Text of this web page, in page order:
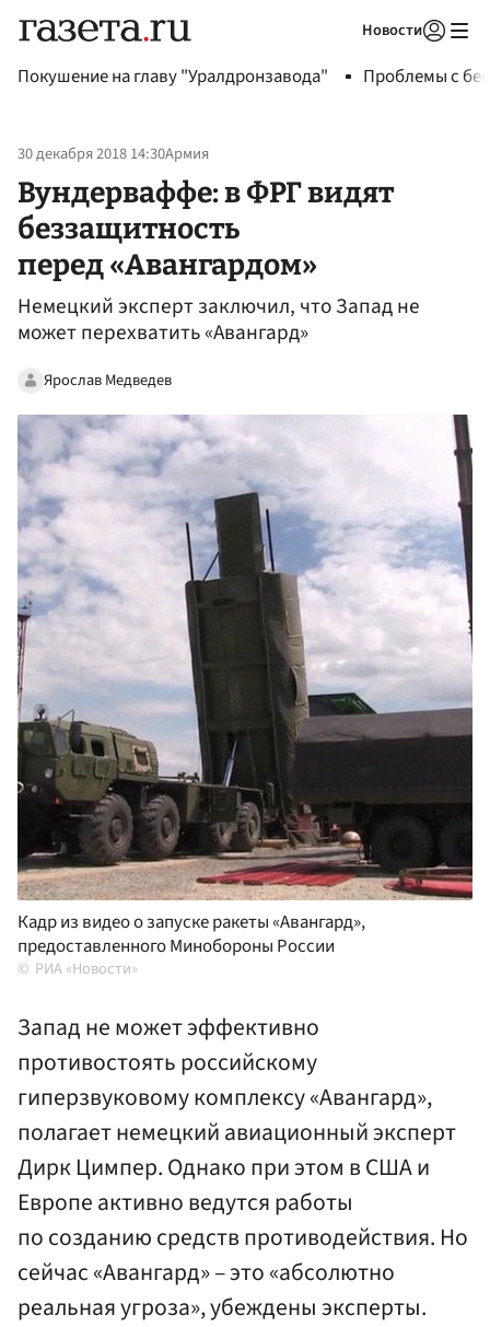
Новости
Покушение на главу "Уралдронзавода" Проблемы с
30 декабря 2018 14:30Армия
Вундерваффе: в ФРГ видят
беззащитность
перед «Авангардом»
Немецкий эксперт заключил, что Запад не
может перехватить «Авангард»
Ярослав Медведев
Кадр из видео о запуске ракеты «Авангард»,
предоставленного Минобороны России
РИА «Новости»
Запад не может эффективно
противостоять российскому
гиперзвуковому комплексу «Авангард»,
полагает немецкий авиационный эксперт
Дирк Цимпер. Однако при этом в США и
Европе активно ведутся работы
по созданию средств противодействия. Но
сейчас «Авангард» – это «абсолютно
реальная угроза», убеждены эксперты.